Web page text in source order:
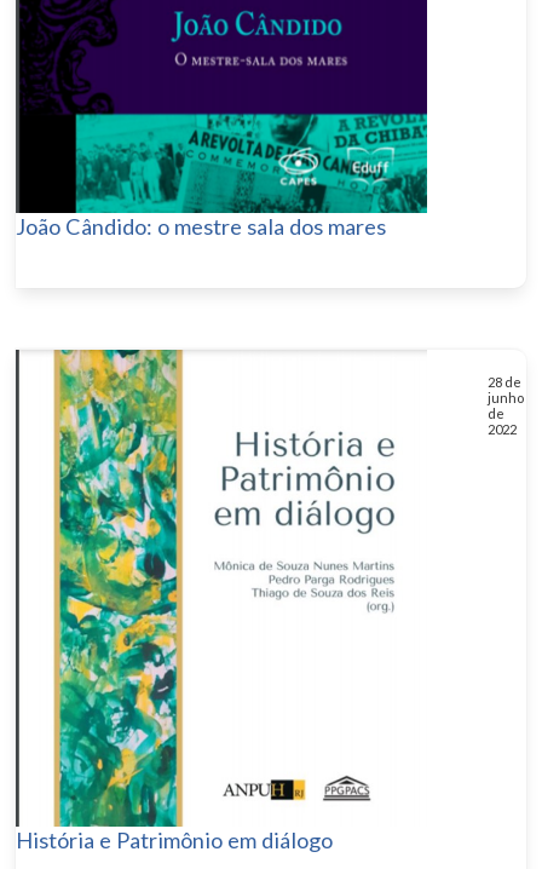
João Cândido: o mestre sala dos mares
28 de
junho
de
2022
História e Patrimônio em diálogo